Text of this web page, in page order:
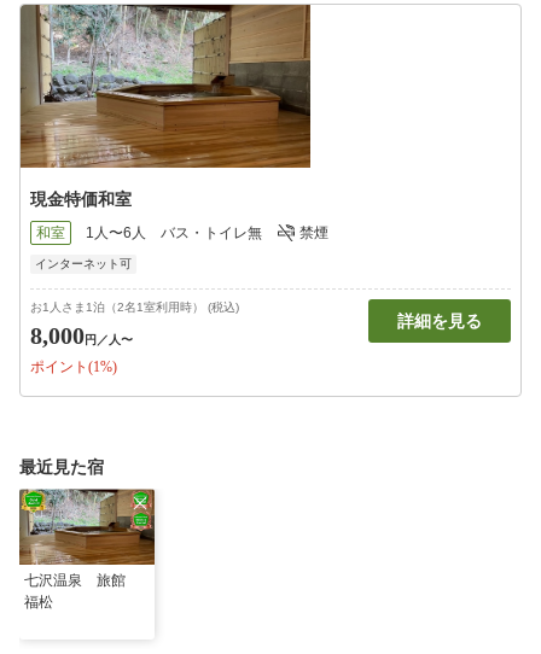
現金特価和室
和室 1人〜6人 バス・トイレ無 禁煙
インターネット可
お1人さま1泊（2名1室利用時） (税込)
8,000円 ／人〜
ポイント(1%)
詳細を見る
最近見た宿
七沢温泉 旅館
福松